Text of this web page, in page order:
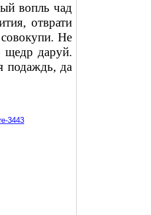
вопль чад
отврати
Не
щедр даруй.
подаждь, да
3443